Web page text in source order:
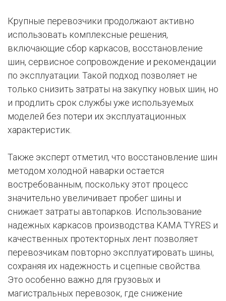
Крупные перевозчики продолжают активно
использовать комплексные решения,
включающие сбор каркасов, восстановление
шин, сервисное сопровождение и рекомендации
по эксплуатации. Такой подход позволяет не
только снизить затраты на закупку новых шин, но
и продлить срок службы уже используемых
моделей без потери их эксплуатационных
характеристик.
Также эксперт отметил, что восстановление шин
методом холодной наварки остается
востребованным, поскольку этот процесс
значительно увеличивает пробег шины и
снижает затраты автопарков. Использование
надежных каркасов производства KAMA TYRES и
качественных протекторных лент позволяет
перевозчикам повторно эксплуатировать шины,
сохраняя их надежность и сцепные свойства.
Это особенно важно для грузовых и
магистральных перевозок, где снижение